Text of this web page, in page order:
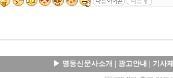
▶ 영동신문사소개 광고안내
기사